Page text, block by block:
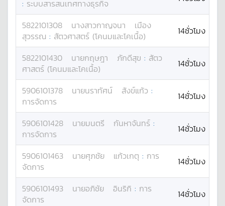
: ระบบสารสนเทศทางธุรกิจ
5822101308 นางสาวกาญจนา
เมือง
สุวรรณ : สัตวศาสตร์ (โคนมและโคเนื้อ) 14ชั่วโมง
5822101430 นายกฤษฎา ภักดีสุข : สัตว
ศาสตร์ (โคนมและโคเนื้อ)
14ชั่วโมง
5906101378 นายนราทัศน์ สังข์แก้ว :
การจัดการ
14ชั่วโมง
5906101428 นายมนตรี กันหาจันทร์ :
การจัดการ
14ชั่วโมง
5906101463 นายศุภชัย แก้วเกตุ : การ
จัดการ
14ชั่วโมง
5906101493 นายอภิชัย อินริกิ : การ
จัดการ
14ชั่วโมง